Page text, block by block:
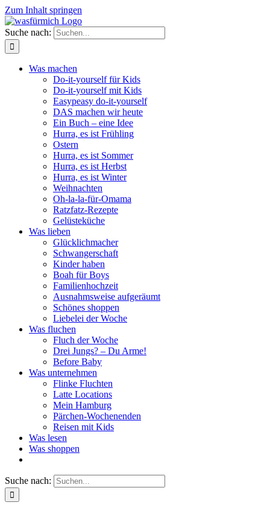
Zum Inhalt springen
Suche nach:
Was machen
Do-it-yourself für Kids
Do-it-yourself mit Kids
Easypeasy do-it-yourself
DAS machen wir heute
Ein Buch – eine Idee
Hurra, es ist Frühling
Ostern
Hurra, es ist Sommer
Hurra, es ist Herbst
Hurra, es ist Winter
Weihnachten
Oh-la-la-für-Omama
Ratzfatz-Rezepte
Gelüsteküche
Was lieben
Glücklichmacher
Schwangerschaft
Kinder haben
Boah für Boys
Familienhochzeit
Ausnahmsweise aufgeräumt
Schönes shoppen
Liebelei der Woche
Was fluchen
Fluch der Woche
Drei Jungs? – Du Arme!
Before Baby
Was unternehmen
Flinke Fluchten
Latte Locations
Mein Hamburg
Pärchen-Wochenenden
Reisen mit Kids
Was lesen
Was shoppen
Suche nach: